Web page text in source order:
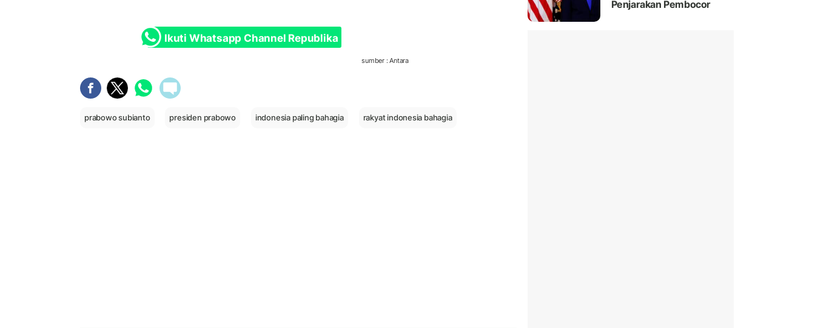
Ikuti Whatsapp Channel Republika
sumber : Antara
prabowo subianto presiden prabowo indonesia paling bahagia rakyat indonesia bahagia
Penjarakan Pembocor